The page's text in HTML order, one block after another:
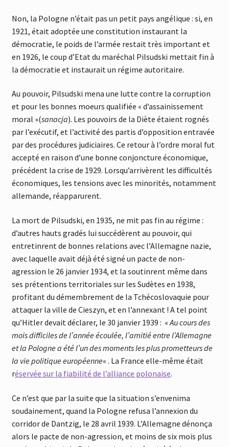
Non, la Pologne n’était pas un petit pays angélique : si, en
1921, était adoptée une constitution instaurant la
démocratie, le poids de l’armée restait très important et
en 1926, le coup d’Etat du maréchal Pilsudski mettait fin à
la démocratie et instaurait un régime autoritaire.
Au pouvoir, Pilsudski mena une lutte contre la corruption
et pour les bonnes moeurs qualifiée « d’assainissement
moral »(sanacja). Les pouvoirs de la Diète étaient rognés
par l’exécutif, et l’activité des partis d’opposition entravée
par des procédures judiciaires. Ce retour à l’ordre moral fut
accepté en raison d’une bonne conjoncture économique,
précédent la crise de 1929. Lorsqu’arrivèrent les difficultés
économiques, les tensions avec les minorités, notamment
allemande, réapparurent.
La mort de Pilsudski, en 1935, ne mit pas fin au régime :
d’autres hauts gradés lui succédèrent au pouvoir, qui
entretinrent de bonnes relations avec l’Allemagne nazie,
avec laquelle avait déjà été signé un pacte de non-
agression le 26 janvier 1934, et la soutinrent même dans
ses prétentions territoriales sur les Sudètes en 1938,
profitant du démembrement de la Tchécoslovaquie pour
attaquer la ville de Cieszyn, et en l’annexant ! A tel point
qu’Hitler devait déclarer, le 30 janvier 1939 : « Au cours des
mois difficiles de l’année écoulée, l’amitié entre l’Allemagne
et la Pologne a été l’un des moments les plus prometteurs de
la vie politique européenne« . La France elle-même était
réservée sur la fiabilité de l’alliance polonaise.
Ce n’est que par la suite que la situation s’envenima
soudainement, quand la Pologne refusa l’annexion du
corridor de Dantzig, le 28 avril 1939. L’Allemagne dénonça
alors le pacte de non-agression, et moins de six mois plus